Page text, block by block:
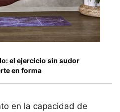
el ejercicio sin sudor
en forma
en la capacidad de